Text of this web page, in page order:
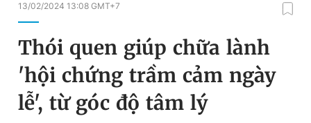
Chuyên mục
Chuyên mục khác
Đổi mật khẩu
Tin đã lưu
Tin đã xem
13/02/2024 13:08 GMT+7
Thói quen giúp chữa lành
'hội chứng trầm cảm ngày
lễ', từ góc độ tâm lý